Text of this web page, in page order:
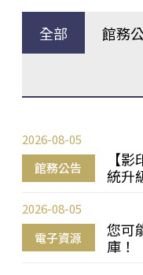
全部 館務
館務公告
【
統升
2026-08-05
電子資源
您可
庫！
2026-08-05